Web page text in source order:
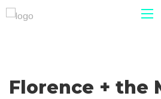
Florence + the